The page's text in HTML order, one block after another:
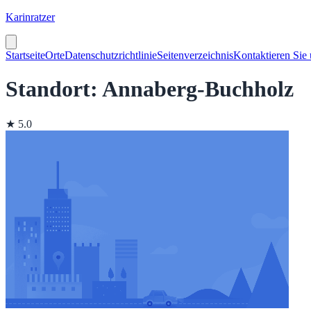
Karinratzer
StartseiteOrteDatenschutzrichtlinieSeitenverzeichnisKontaktieren Sie
Standort: Annaberg-Buchholz
★ 5.0